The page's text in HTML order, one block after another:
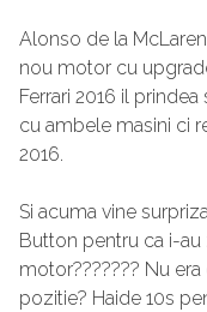
Alonso de la
nou motor cu
Ferrari 2016 il
cu ambele masini ci
2016.
Si acuma vine
Button pentru ca i-
motor??????? Nu
pozitie? Haide 10s